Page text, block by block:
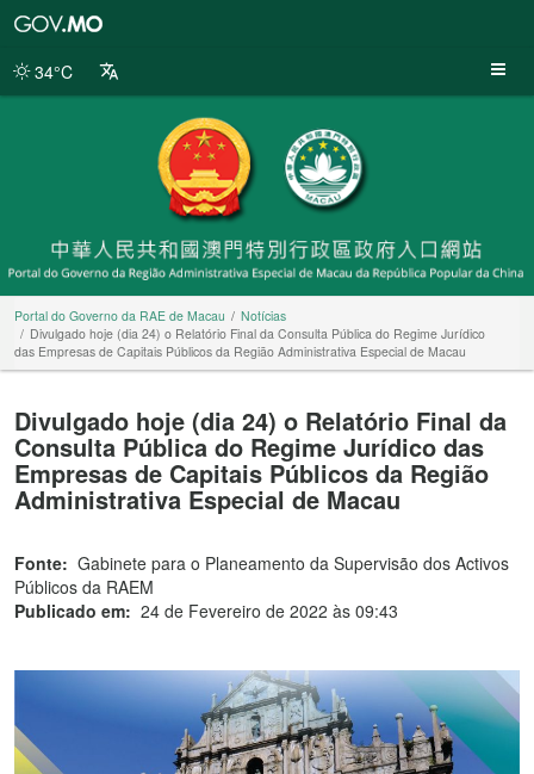
da
34°C
Portal do Governo da RAE de Macau
Notícias
Divulgado hoje (dia 24) o Relatório Final da Consulta Pública do Regime Jurídico
das Empresas de Capitais Públicos da Região Administrativa Especial de Macau
Divulgado hoje (dia 24) o Relatório Final da
Consulta Pública do Regime Jurídico das
Empresas de Capitais Públicos da Região
Administrativa Especial de Macau
Fonte: Gabinete para o Planeamento da Supervisão dos Activos
Públicos da RAEM
Publicado em: 24 de Fevereiro de 2022 às 09:43